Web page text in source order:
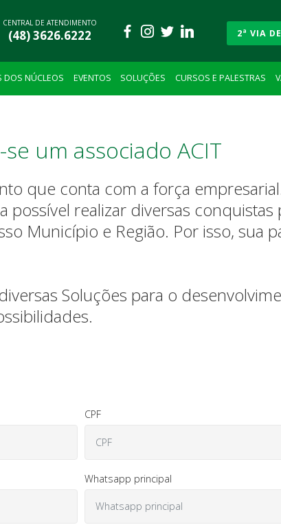
CENTRAL DE ATENDIMENTO
(48) 3626.6222 2ª VIA
DOS NÚCLEOS EVENTOS SOLUÇÕES CURSOS E PALESTRAS
um associado ACIT
que conta com a força
possível realizar diversas conquistas
Município e Região. Por isso, sua
Soluções para o
CPF
Whatsapp principal